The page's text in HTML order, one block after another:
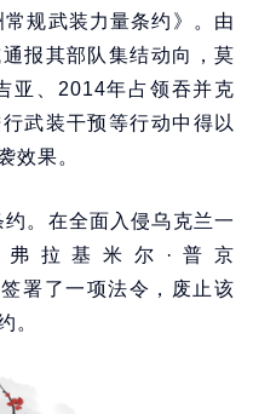
规武装力量条约》。由
报其部队集结动向，莫
亚、2014年占领吞并克
武装干预等行动中得以
效果。
。在全面入侵乌克兰一
拉基米尔·普京
署了一项法令，废止该
。